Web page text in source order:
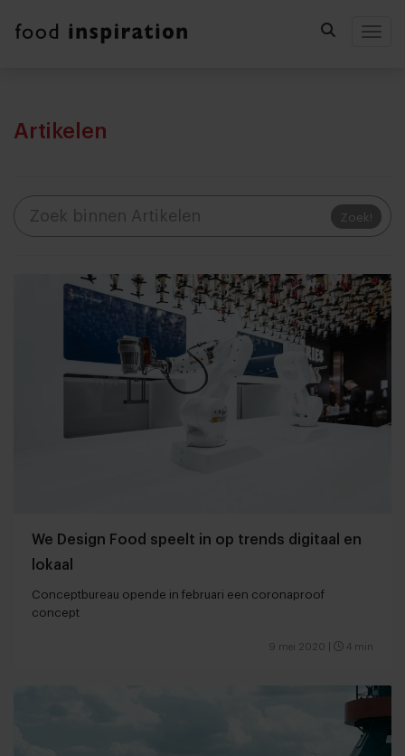
Artikelen
Zoek!
We Design Food speelt in op trends digitaal en
lokaal
Conceptbureau opende in februari een coronaproof
concept
9 mei 2020 4 min